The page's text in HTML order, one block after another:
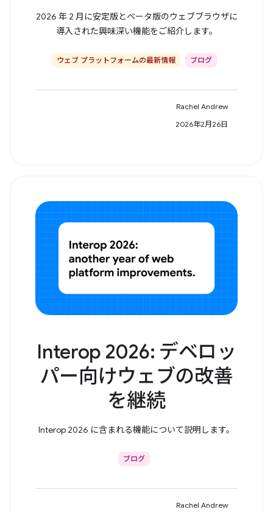
2026 年 2 月に安定版とベータ版のウェブブラウザに
導入された興味深い機能をご紹介します。
ウェブ プラットフォームの最新情報 ブログ
Rachel Andrew
2026年2月26日
Interop 2026: デベロッ
パー向けウェブの改善
を継続
Interop 2026 に含まれる機能について説明します。
ブログ
Rachel Andrew